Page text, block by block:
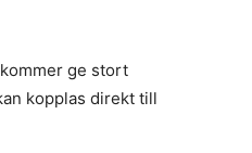
ge stort
kopplas direkt till